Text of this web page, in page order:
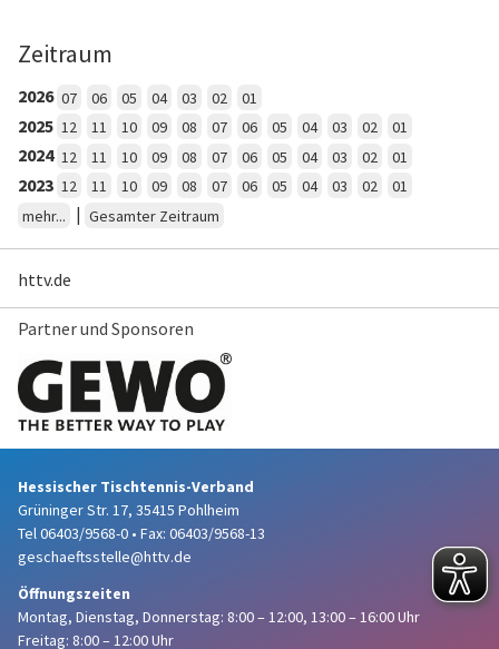
Zeitraum
2026 07 06 05 04 03 02 01
2025 12 11 10 09 08 07 06 05 04 03 02 01
2024 12 11 10 09 08 07 06 05 04 03 02 01
2023 12 11 10 09 08 07 06 05 04 03 02
01
mehr...
| Gesamter Zeitraum
httv.de
Partner und Sponsoren
Hessischer Tischtennis-Verband
Grüninger Str. 17, 35415 Pohlheim
Tel 06403/9568-0 • Fax: 06403/9568-13
geschaeftsstelle@httv.de
Öffnungszeiten
Montag, Dienstag, Donnerstag: 8:00 – 12:00, 13:00 – 16:00 Uhr
Freitag: 8:00 – 12:00 Uhr